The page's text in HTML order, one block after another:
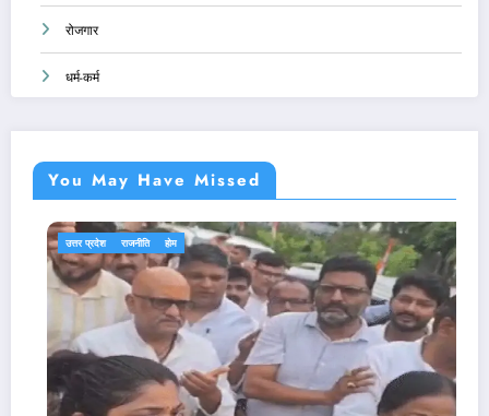
रोजगार
धर्म-कर्म
You May Have Missed
एजुकेशन देश-दुनिया राजनीति होम